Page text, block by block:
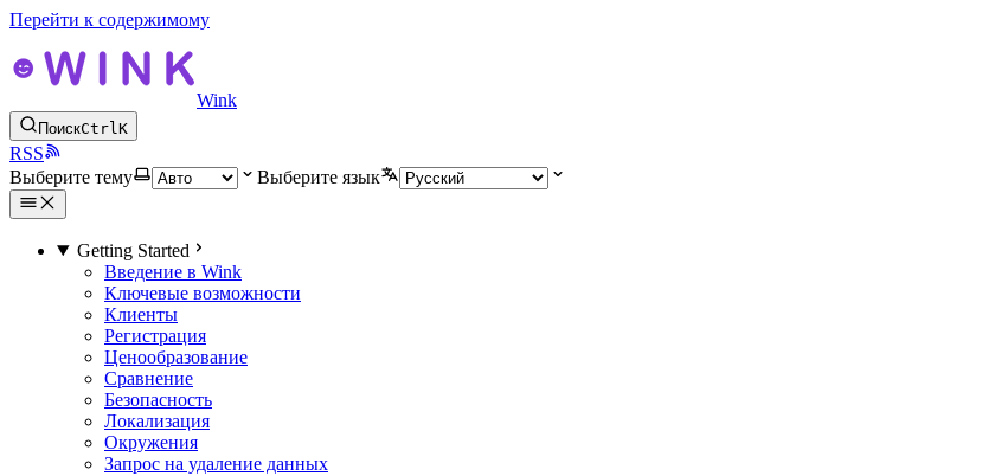
Перейти к содержимому
Wink
ПоискCtrlK
RSS
Выберите тему
Выберите язык
Getting Started
Введение в Wink
Ключевые возможности
Клиенты
Регистрация
Ценообразование
Сравнение
Безопасность
Локализация
Окружения
Запрос на удаление данных